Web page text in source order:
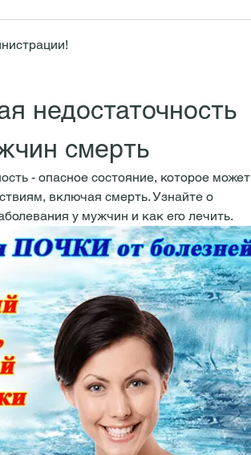
недостаточность
смерть
- опасное состояние, которое может
включая смерть. Узнайте о
у мужчин и как его лечить.